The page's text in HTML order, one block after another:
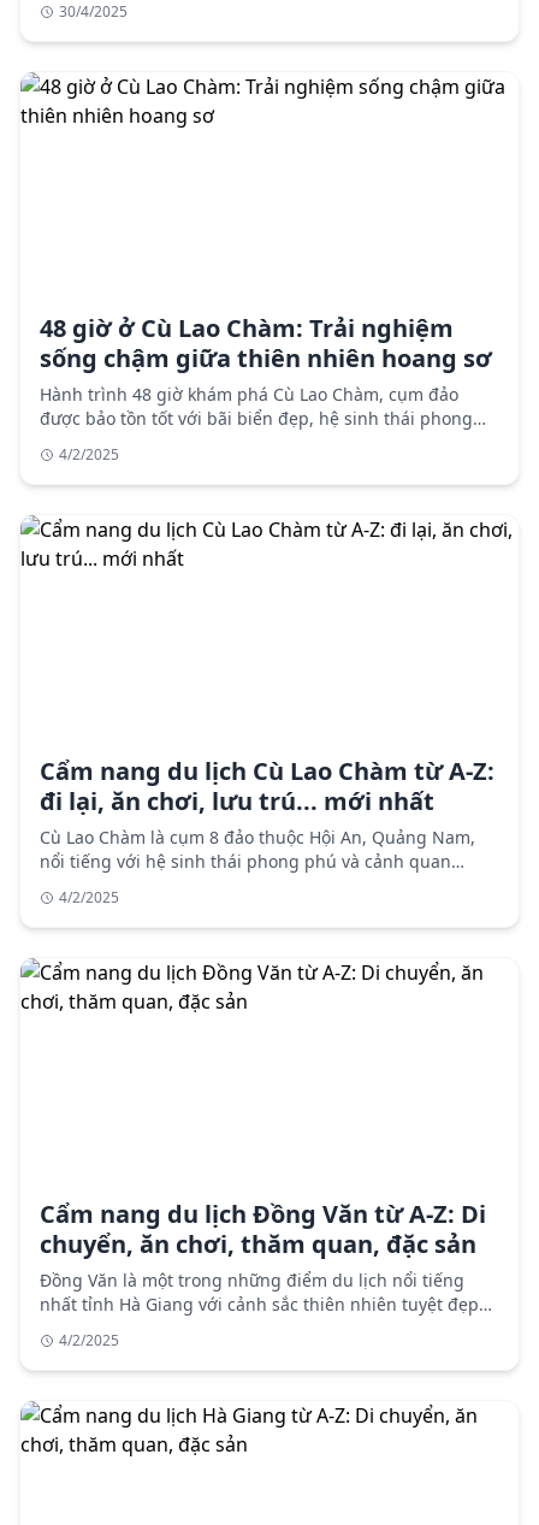
quan với đầy đủ thông tin giờ mở cửa, giá vé, điểm
tham quan và vị trí bản đồ.
30/4/2025
48 giờ ở Cù Lao Chàm: Trải nghiệm
sống chậm giữa thiên nhiên hoang sơ
Hành trình 48 giờ khám phá Cù Lao Chàm, cụm đảo
được bảo tồn tốt với bãi biển đẹp, hệ sinh thái phong
sơ.
4/2/2025
Cẩm nang du lịch Cù Lao Chàm từ A-Z:
đi lại, ăn chơi, lưu trú... mới nhất
Cù Lao Chàm là cụm 8 đảo thuộc Hội An, Quảng Nam,
nổi tiếng với hệ sinh thái phong phú và cảnh quan
chuyển, lưu trú, điểm tham quan, ẩm thực và lưu ý khi
du lịch Cù Lao Chàm.
4/2/2025
Cẩm nang du lịch Đồng Văn từ A-Z: Di
chuyển, ăn chơi, thăm quan, đặc sản
Đồng Văn là một trong những điểm du lịch nổi tiếng
nhất tỉnh Hà Giang với cảnh sắc thiên nhiên tuyệt đẹp
với thông tin di chuyển, lưu trú, điểm tham quan, ẩm
thực và lưu ý khi du lịch Đồng Văn.
4/2/2025